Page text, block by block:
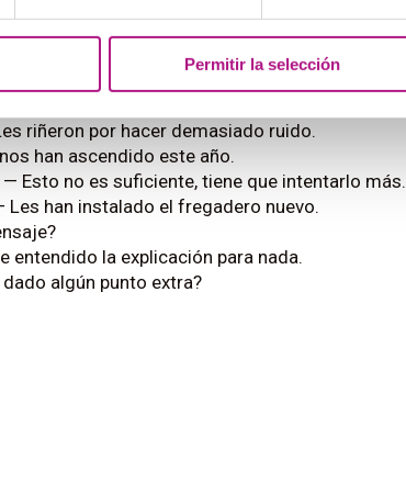
Permitir la selección
de estas frases con la forma correcta de
que tienes justo debajo:
riñeron por hacer demasiado ruido.
han ascendido este año.
— Esto no es suficiente, tiene que intentarlo más.
Les han instalado el fregadero nuevo.
entendido la explicación para nada.
algún punto extra?